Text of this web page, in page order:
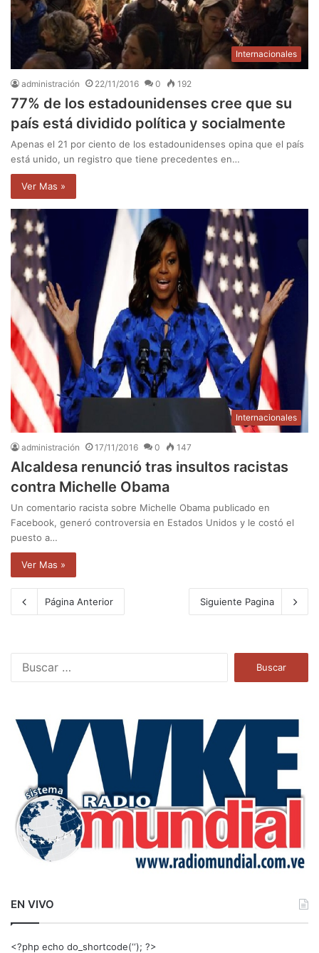
Internacionales
administración 22/11/2016 0 192
77% de los estadounidenses cree que su
país está dividido política y socialmente
Apenas el 21 por ciento de los estadounidenses opina que el país
está unido, un registro que tiene precedentes en…
Ver Mas »
Internacionales
administración 17/11/2016 0 147
Alcaldesa renunció tras insultos racistas
contra Michelle Obama
Un comentario racista sobre Michelle Obama publicado en
Facebook, generó controversia en Estados Unidos y le costó el
puesto a…
Ver Mas »
Página Anterior Siguiente Pagina
a
EN VIVO
<?php echo do_shortcode(‘‘); ?>